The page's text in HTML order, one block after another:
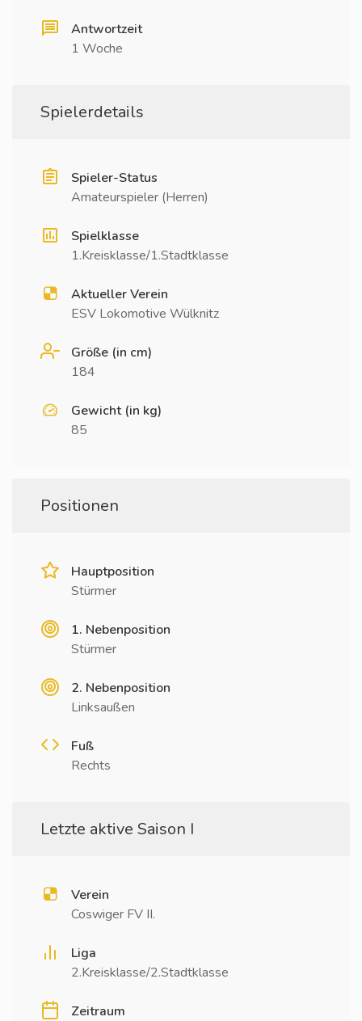
Antwortzeit
1 Woche
Spielerdetails
Spieler-Status
Amateurspieler (Herren)
Spielklasse
1.Kreisklasse/1.Stadtklasse
Aktueller Verein
ESV Lokomotive Wülknitz
Größe (in cm)
184
Gewicht (in kg)
85
Positionen
Hauptposition
Stürmer
1. Nebenposition
Stürmer
2. Nebenposition
Linksaußen
Fuß
Rechts
Letzte aktive Saison I
Verein
Coswiger FV II.
Liga
2.Kreisklasse/2.Stadtklasse
Zeitraum